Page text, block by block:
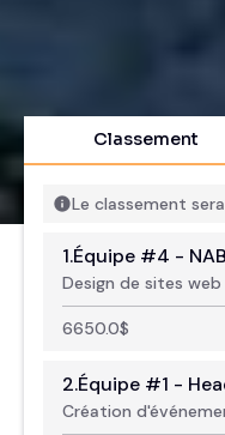
Classement
Le classement
1.Équipe #4 -
Design de sites
6650.0$
2.Équipe #1 -
Création